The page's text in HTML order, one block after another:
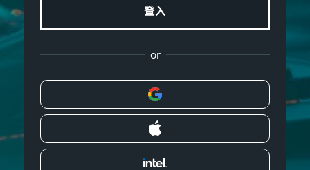
登入
or